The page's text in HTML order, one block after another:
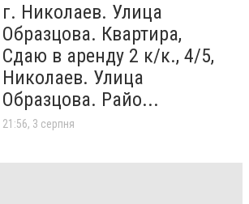
г. Николаев. Улица
Образцова. Квартира,
Сдаю в аренду 2 к/к., 4/5,
Николаев. Улица
Образцова. Райо...
21:56, 3 серпня